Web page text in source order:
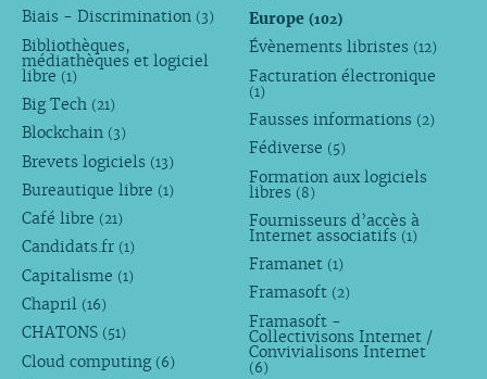
Biais - Discrimination (3)
Bibliothèques,
médiathèques et logiciel
libre (1)
Big Tech (21)
Blockchain (3)
Brevets logiciels (13)
Bureautique libre (1)
Café libre (21)
Candidats.fr (1)
Capitalisme (1)
Chapril (16)
CHATONS (51)
Cloud computing (6)
Europe(102)
Évènements libristes (12)
Facturation électronique
(1)
Fausses informations (2)
Fédiverse (5)
Formation aux logiciels
libres (8)
Fournisseurs d’accès à
Internet associatifs (1)
Framanet (1)
Framasoft (2)
Framasoft -
Collectivisons Internet /
Convivialisons Internet
(6)